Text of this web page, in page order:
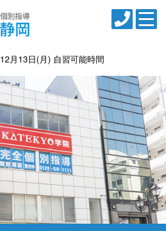
12月13日(月) 自習可能時間